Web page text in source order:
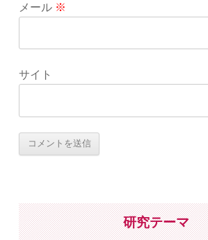
メール ※
サイト
研究テーマ